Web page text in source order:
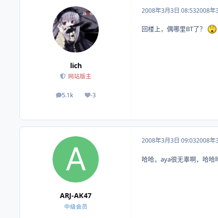
lich
网站版主
5.1k
帖子 -3
荣誉积分
2008年3月3日 08:532008年
回楼上，偶哪里BT了？
ARJ-AK47
中级会员
2008年3月3日 09:032008年
哈哈，aya很无辜啊，哈哈